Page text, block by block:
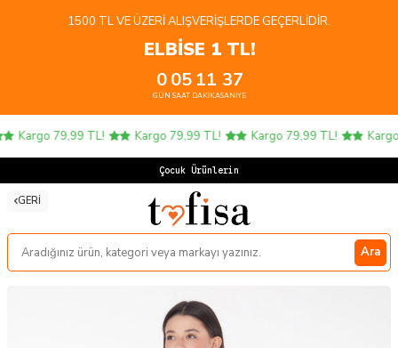
1500 TL VE ÜZERI ALIŞVERIŞLERDE GEÇERLIDIR.
ELBİSE 1 TL!
0
GÜN
05
SAAT
11
DAKIKA
37
SANIYE
Kargo 79,99 TL! Kargo 79,99 TL! Kargo 79,99 TL! Kargo
Çocuk Ürünlerinde
GERI
Ara